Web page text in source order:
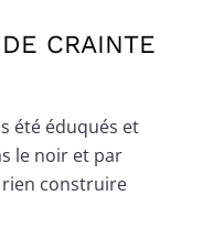
CRAINTE
été éduqués et
le noir et par
rien construire